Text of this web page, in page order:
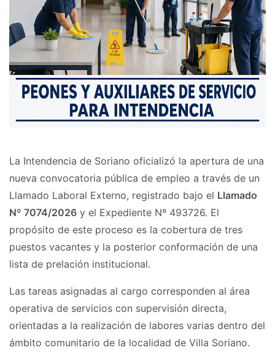
La Intendencia de Soriano oficializó la apertura de una
nueva convocatoria pública de empleo a través de un
Llamado Laboral Externo, registrado bajo el Llamado
Nº 7074/2026 y el Expediente Nº 493726. El
propósito de este proceso es la cobertura de tres
puestos vacantes y la posterior conformación de una
lista de prelación institucional.
Las tareas asignadas al cargo corresponden al área
operativa de servicios con supervisión directa,
orientadas a la realización de labores varias dentro del
ámbito comunitario de la localidad de Villa Soriano.